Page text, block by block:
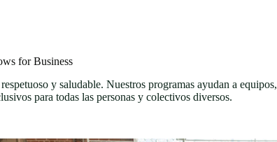
for Business
y saludable. Nuestros programas ayudan a equipos,
para todas las personas y colectivos diversos.